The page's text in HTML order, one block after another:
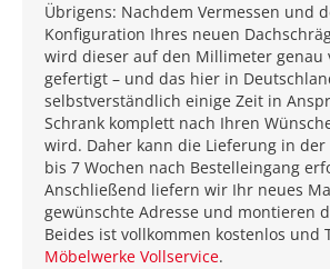
Übrigens: Nachdem Vermessen und
Konfiguration Ihres neuen
wird dieser auf den Millimeter genau
gefertigt – und das hier in
selbstverständlich einige Zeit in
Schrank komplett nach Ihren
wird. Daher kann die Lieferung in der
bis 7 Wochen nach Bestelleingang
Anschließend liefern wir Ihr neues
gewünschte Adresse und montieren
Beides ist vollkommen kostenlos und
Möbelwerke Vollservice.